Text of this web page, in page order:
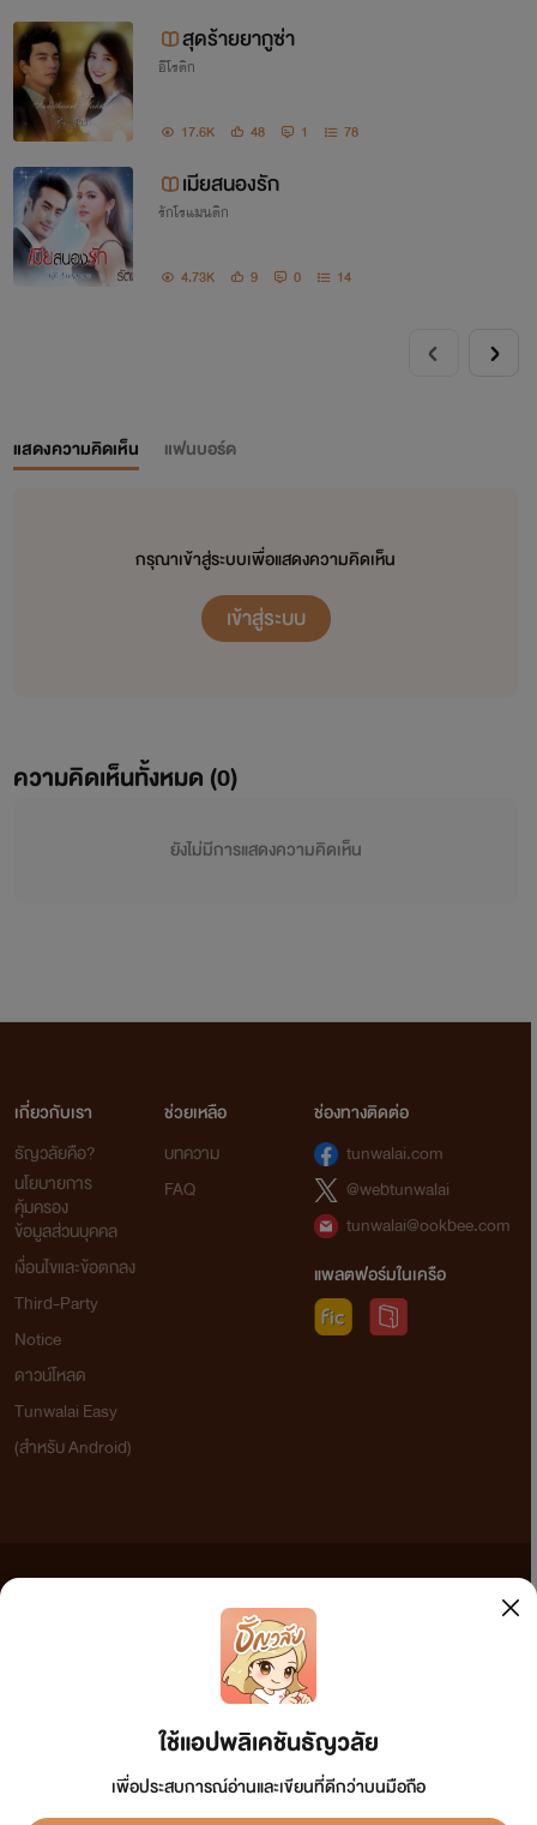
สุดร้ายยากูซ่า
อีโรติก
17.6K 48 1 78
เมียสนองรัก
รักโรแมนติก
4.73K 9 0 14
แสดงความคิดเห็น แฟนบอร์ด
กรุณาเข้าสู่ระบบเพื่อแสดงความคิดเห็น
เข้าสู่ระบบ
ความคิดเห็นทั้งหมด (0)
ยังไม่มีการแสดงความคิดเห็น
ใช้แอปพลิเคชันธัญวลัย
เพื่อประสบการณ์อ่านและเขียนที่ดีกว่าบนมือถือ
เกี่ยวกับเรา
ธัญวลัยคือ?
นโยบายการ
คุ้มครอง
ข้อมูลส่วนบุคคล
เงื่อนไขและข้อตกลง
Third-Party
Notice
ดาวน์โหลด
Tunwalai Easy
(สำหรับ Android)
ช่วยเหลือ
บทความ
FAQ
ช่องทางติดต่อ
tunwalai.com
@webtunwalai
tunwalai@ookbee.com
แพลตฟอร์มในเครือ
เว็บไซต์แห่งนี้ไม่ได้เห็นด้วยและไม่ขอรับผิดชอบต่อข้อความใดๆ ทั้งสิ้น ดังนั้นผู้อ่านทุกท่านโปรดใช้
วิจารณญาณในการกลั่นกรองด้วยตนเอง และหากท่านพบข้อความใดๆ ที่ขัดต่อกฎหมายและศีลธรรม
กรุณาแจ้งมาที่ tunwalai@ookbee.com เพื่อทีมงานจะได้ดำเนินการในทันที ทั้งนี้ ทางเว็บไซต์ขอสงวน
ลิขสิทธิ์ตามพระราชบัญญัติลิขสิทธิ์ (ฉบับเพิ่มเติม) พ.ศ.2558